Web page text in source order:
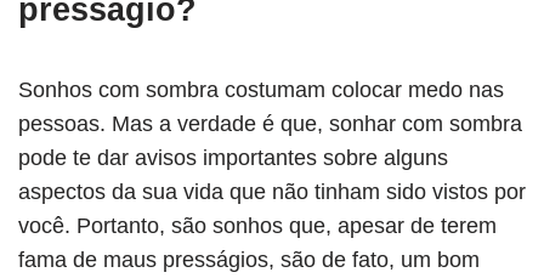
presságio?
Sonhos com sombra costumam colocar medo nas
pessoas. Mas a verdade é que, sonhar com sombra
pode te dar avisos importantes sobre alguns
aspectos da sua vida que não tinham sido vistos por
você. Portanto, são sonhos que, apesar de terem
fama de maus presságios, são de fato, um bom